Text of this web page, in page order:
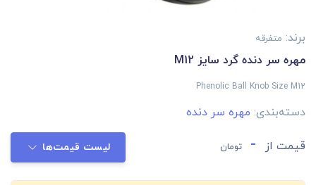
برند: متفرقه
مهره سر دنده گرد سایز M12
Phenolic Ball Knob Size M12
دسته‌بندی: مهره سر دنده
قیمت از - تومان لیست قیمت‌ها